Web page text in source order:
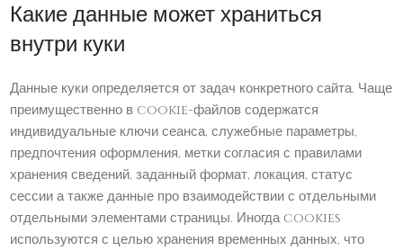
Какие данные может храниться
внутри куки
Данные куки определяется от задач конкретного сайта. Чаще
преимущественно в cookie-файлов содержатся
индивидуальные ключи сеанса, служебные параметры,
предпочтения оформления, метки согласия с правилами
хранения сведений, заданный формат, локация, статус
сессии а также данные про взаимодействии с отдельными
отдельными элементами страницы. Иногда cookies
используются с целью хранения временных данных, что